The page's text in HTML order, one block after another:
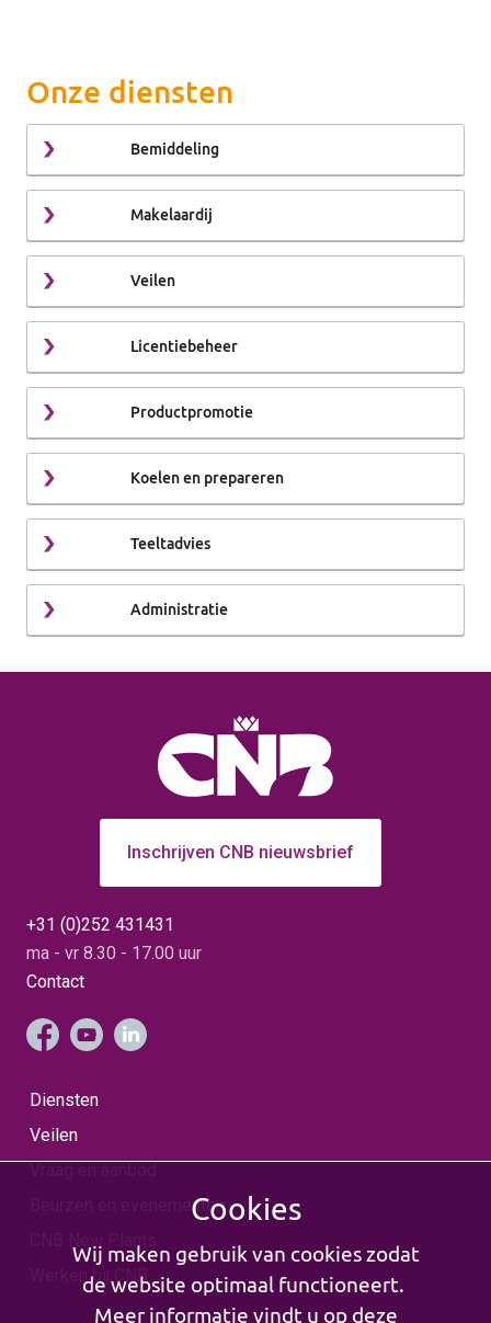
Onze diensten
Bemiddeling
Makelaardij
Veilen
Licentiebeheer
Productpromotie
Koelen en prepareren
Teeltadvies
Administratie
Inschrijven CNB nieuwsbrief
+31 (0)252 431431
ma - vr 8.30 - 17.00 uur
Contact
Diensten
Veilen
Beurzen en evenementen
CNB New Plants
Werken bij CNB
Cookies
Wij maken gebruik van cookies zodat
de website optimaal functioneert.
Meer informatie vindt u op deze